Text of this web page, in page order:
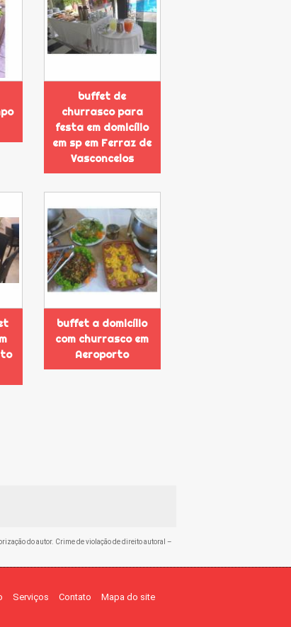
buffet de
churrasco para
festa em domicílio
em sp em Ferraz de
Vasconcelos
buffet a domicílio
com churrasco em
Aeroporto
do autor. Crime de violação de direito autoral –
Serviços Contato Mapa do site